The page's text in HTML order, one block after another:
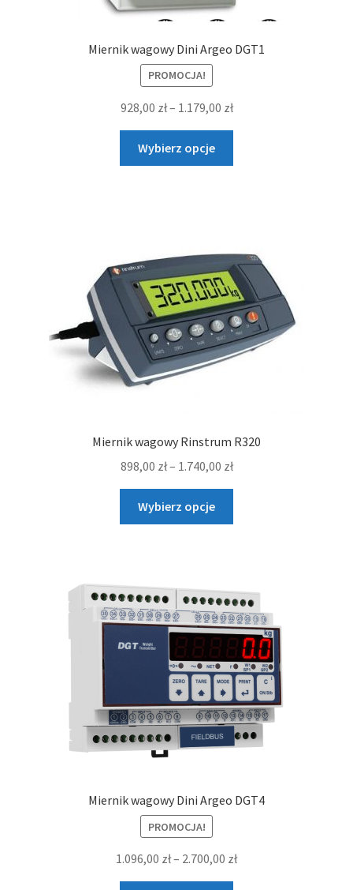
Miernik wagowy Dini Argeo DGT1
PROMOCJA!
928,00 zł– 1.179,00 złZakres
cen:
928,00 zł
Wybierz opcje
można
wybrać
na
stronie
produktu
Miernik wagowy Rinstrum R320
898,00 zł– 1.740,00 złZakres
898,00 zł
Wybierz opcje
Opcje
można
wybrać
na
stronie
produktu
Miernik wagowy Dini Argeo DGT4
PROMOCJA!
1.096,00 zł– 2.700,00 złZakres